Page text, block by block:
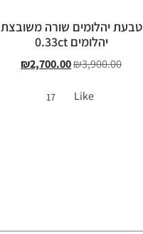
טבעת יהלומים שורה משובצת
יהלומים 0.33ct
₪3,900.00
₪2,700.00
Like
17